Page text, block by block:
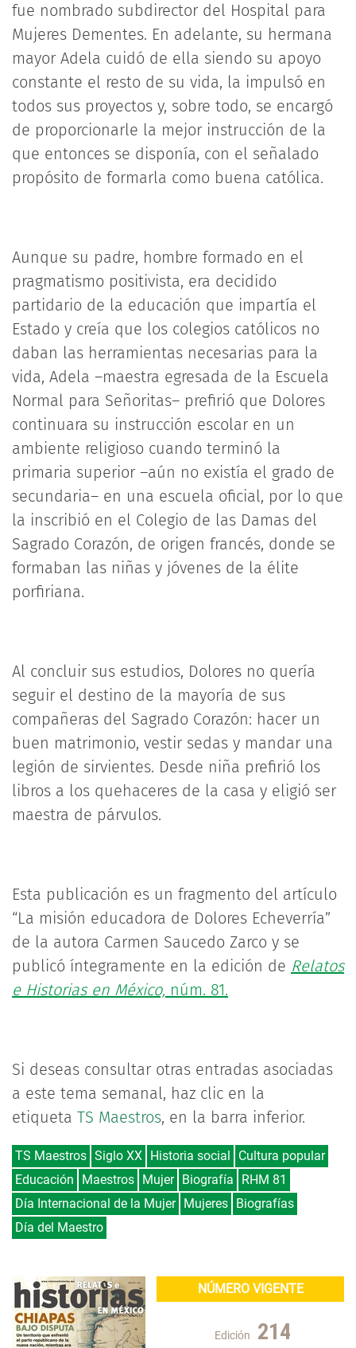
fue nombrado subdirector del Hospital para
Mujeres Dementes. En adelante, su hermana
mayor Adela cuidó de ella siendo su apoyo
constante el resto de su vida, la impulsó en
todos sus proyectos y, sobre todo, se encargó
de proporcionarle la mejor instrucción de la
que entonces se disponía, con el señalado
propósito de formarla como buena católica.
Aunque su padre, hombre formado en el
pragmatismo positivista, era decidido
partidario de la educación que impartía el
Estado y creía que los colegios católicos no
daban las herramientas necesarias para la
vida, Adela –maestra egresada de la Escuela
Normal para Señoritas– prefirió que Dolores
continuara su instrucción escolar en un
ambiente religioso cuando terminó la
primaria superior –aún no existía el grado de
secundaria– en una escuela oficial, por lo que
la inscribió en el Colegio de las Damas del
Sagrado Corazón, de origen francés, donde se
formaban las niñas y jóvenes de la élite
porfiriana.
Al concluir sus estudios, Dolores no quería
seguir el destino de la mayoría de sus
compañeras del Sagrado Corazón: hacer un
buen matrimonio, vestir sedas y mandar una
legión de sirvientes. Desde niña prefirió los
libros a los quehaceres de la casa y eligió ser
maestra de párvulos.
Esta publicación es un fragmento del artículo
“La misión educadora de Dolores Echeverría”
de la autora Carmen Saucedo Zarco y se
publicó íntegramente en la edición de Relatos
e Historias en México, núm. 81.
Si deseas consultar otras entradas asociadas
a este tema semanal, haz clic en la
etiqueta TS Maestros, en la barra inferior.
TS Maestros Siglo XX Historia social
Cultura popular
Educación
Maestros Mujer Biografía
RHM 81
Día Internacional de la Mujer Mujeres Biografías
Día del Maestro
NÚMERO VIGENTE
Edición 214